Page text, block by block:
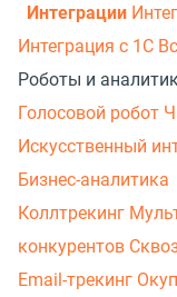
Интеграции
Интеграция с 1С
Роботы и
Голосовой робот
Искусственный
Бизнес-аналитика
Коллтрекинг
конкурентов
Email-трекинг